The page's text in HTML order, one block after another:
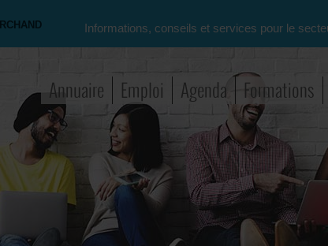
Informations, conseils et services pour le
Annuaire Emploi Agenda Formations